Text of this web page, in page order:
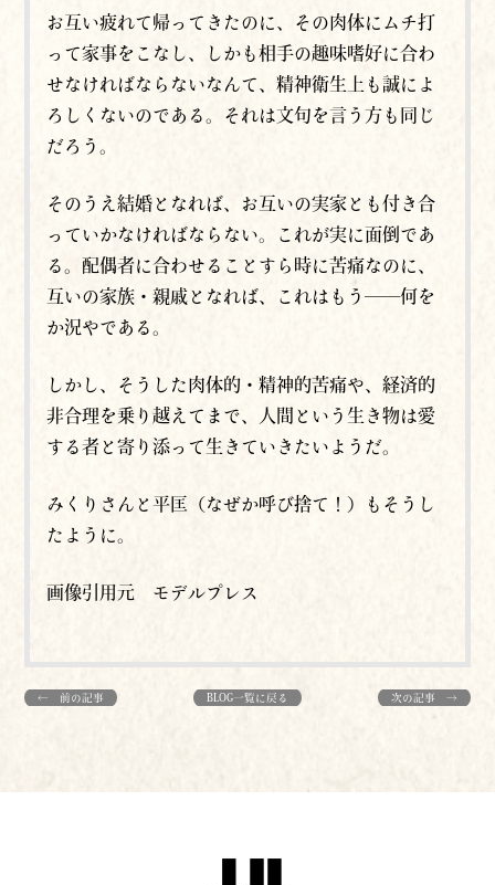
お互い疲れて帰ってきたのに、その肉体にムチ打
って家事をこなし、しかも相手の趣味嗜好に合わ
せなければならないなんて、精神衛生上も誠によ
ろしくないのである。それは文句を言う方も同じ
だろう。
そのうえ結婚となれば、お互いの実家とも付き合
っていかなければならない。これが実に面倒であ
る。配偶者に合わせることすら時に苦痛なのに、
互いの家族・親戚となれば、これはもう──何を
か況やである。
しかし、そうした肉体的・精神的苦痛や、経済的
非合理を乗り越えてまで、人間という生き物は愛
する者と寄り添って生きていきたいようだ。
みくりさんと平匡（なぜか呼び捨て！）もそうし
たように。
画像引用元 モデルプレス
← 前の記事 BLOG一覧に戻る 次の記事 →